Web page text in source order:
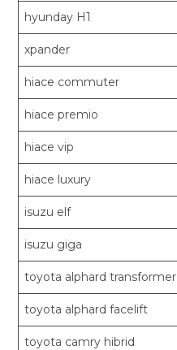
hyunday H1
xpander
hiace commuter
hiace premio
hiace vip
hiace luxury
isuzu elf
isuzu giga
toyota alphard transformer
toyota alphard facelift
toyota camry hibrid